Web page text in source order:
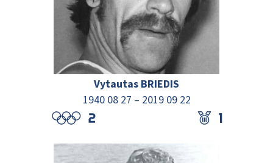
Vytautas BRIEDIS
1940 08 27 – 2019 09 22